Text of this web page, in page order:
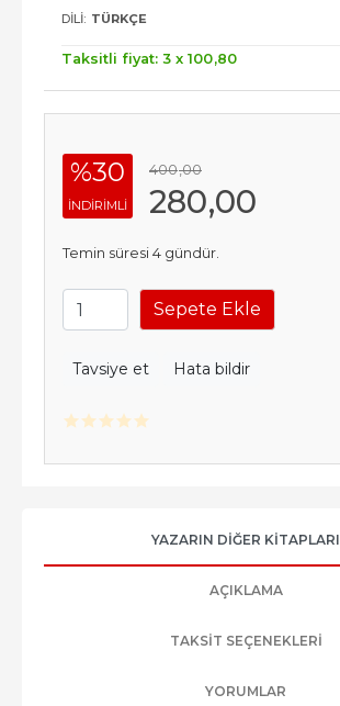
DILI: TÜRKÇE
Taksitli fiyat: 3 x 100,80
%30
INDIRIMLI
400,00
280,00
Temin süresi 4 gündür.
Sepete Ekle
Tavsiye et Hata bildir
YAZARIN DIĞER KITAPLARI
AÇIKLAMA
TAKSIT SEÇENEKLERI
YORUMLAR